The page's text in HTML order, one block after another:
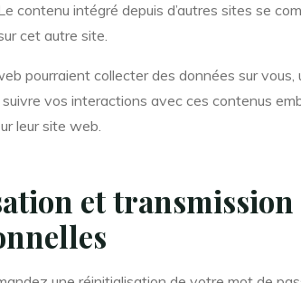
contenu intégré depuis d’autres sites se
cet autre site.
pourraient collecter des données sur
vos interactions avec ces contenus
leur site web.
et transmission